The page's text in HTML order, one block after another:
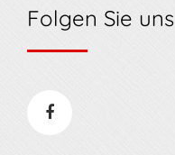
Folgen Sie uns